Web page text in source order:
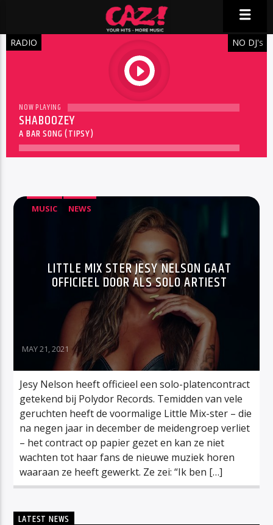
RADIO
play
NO DJ'S
NOW PLAYING
SHABOOZEY
A BAR SONG (TIPSY)
MUSIC NEWS
LITTLE MIX STER JESY NELSON GAAT
OFFICIEEL DOOR ALS SOLO ARTIEST
MAY 21, 2021
Jesy Nelson heeft officieel een solo-platencontract
getekend bij Polydor Records. Temidden van vele
geruchten heeft de voormalige Little Mix-ster – die
na negen jaar in december de meidengroep verliet
– het contract op papier gezet en kan ze niet
wachten tot haar fans de nieuwe muziek horen
waaraan ze heeft gewerkt. Ze zei: “Ik ben […]
LATEST NEWS